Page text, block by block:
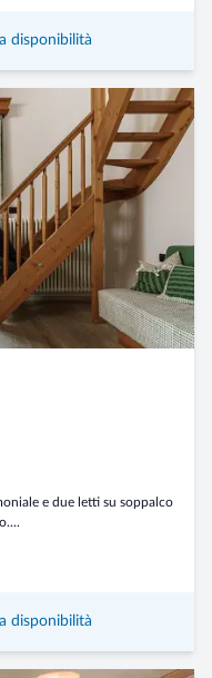
disponibilità
e due letti su soppalco
disponibilità